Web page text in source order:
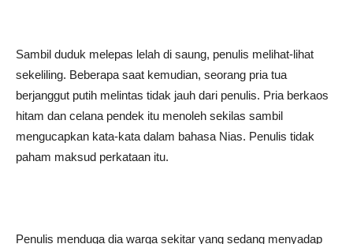
Sambil duduk melepas lelah di saung, penulis melihat-lihat
sekeliling. Beberapa saat kemudian, seorang pria tua
berjanggut putih melintas tidak jauh dari penulis. Pria berkaos
hitam dan celana pendek itu menoleh sekilas sambil
mengucapkan kata-kata dalam bahasa Nias. Penulis tidak
paham maksud perkataan itu.
Penulis menduga dia warga sekitar yang sedang menyadap